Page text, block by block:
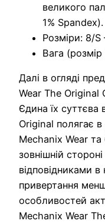
великого
1% Spandex).
Розміри: 8/S
Вага
Далі в огляді
Wear The Original
Єдина їх суттєва
Original полягає
Mechanix Wear та
зовнішній
відповідниками
привертання
особливостей
Mechanix Wear